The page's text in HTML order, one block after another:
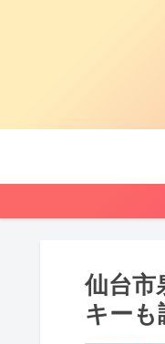
仙台市
キーも